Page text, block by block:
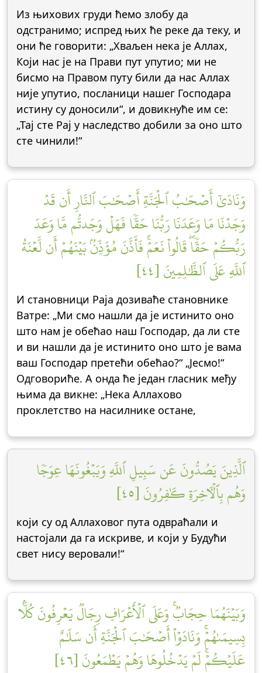
Из њихових груди ћемо злобу да
одстранимо; испред њих ће реке да теку, и
они ће говорити: „Хваљен нека је Аллах,
Који нас је на Прави пут упутио; ми не
бисмо на Правом путу били да нас Аллах
није упутио, посланици нашег Господара
истину су доносили“, и довикнуће им се:
„Тај сте Рај у наследство добили за оно што
сте чинили!“
وَنَادَىٰٓ أَصۡحَٰبُ ٱلۡجَنَّةِ أَصۡحَٰبَ ٱلنَّارِ أَن قَدۡ
وَجَدۡنَا مَا وَعَدَنَا رَبُّنَا حَقّٗا فَهَلۡ وَجَدتُّم مَّا وَعَدَ
رَبُّكُمۡ حَقّٗاۖ قَالُواْ نَعَمۡۚ فَأَذَّنَ مُؤَذِّنُۢ بَيۡنَهُمۡ أَن لَّعۡنَةُ
ٱللَّهِ عَلَى ٱلظَّٰلِمِينَ [٤٤]
И становници Раја дозиваће становнике
Ватре: „Ми смо нашли да је истинито оно
што нам је обећао наш Господар, да ли сте
и ви нашли да је истинито оно што је вама
ваш Господар претећи обећао?“ „Јесмо!“
Одговориће. А онда ће један гласник међу
њима да викне: „Нека Аллахово
проклетство на насилнике остане,
ٱلَّذِينَ يَصُدُّونَ عَن سَبِيلِ ٱللَّهِ وَيَبۡغُونَهَا عِوَجٗا
وَهُم بِٱلۡأٓخِرَةِ كَٰفِرُونَ [٤٥]
који су од Аллаховог пута одвраћали и
настојали да га искриве, и који у Будући
свет нису веровали!“
وَبَيۡنَهُمَا حِجَابٞۚ وَعَلَى ٱلۡأَعۡرَافِ رِجَالٞ يَعۡرِفُونَ كُلَّۢا
بِسِيمَىٰهُمۡۚ وَنَادَوۡاْ أَصۡحَٰبَ ٱلۡجَنَّةِ أَن سَلَٰمٌ
عَلَيۡكُمۡۚ لَمۡ يَدۡخُلُوهَا وَهُمۡ يَطۡمَعُونَ [٤٦]